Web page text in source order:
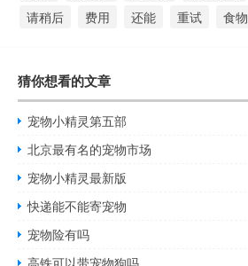
请稍后
费用 还能 重试 食物
猜你想看的文章
宠物小精灵第五部
北京最有名的宠物市场
宠物小精灵最新版
快递能不能寄宠物
宠物险有吗
高铁可以带宠物狗吗